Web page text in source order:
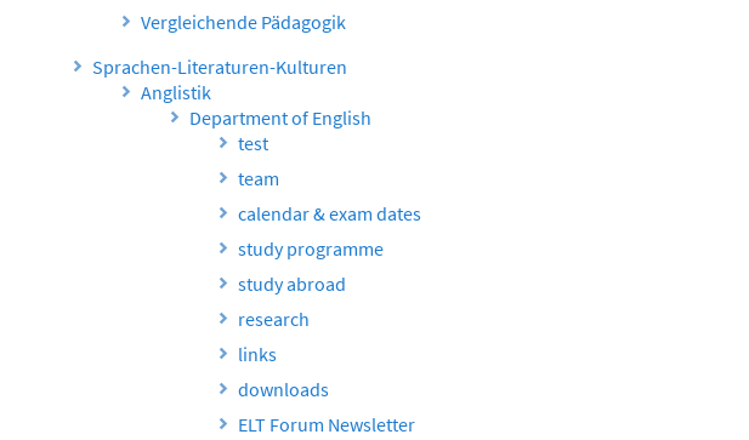
Vergleichende Pädagogik
Sprachen-Literaturen-Kulturen
Anglistik
Department of English
test
team
calendar & exam dates
study programme
study abroad
research
links
downloads
ELT Forum Newsletter